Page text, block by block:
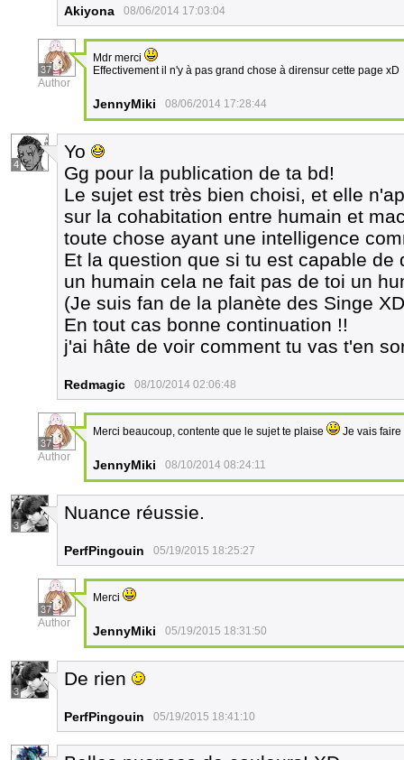
Akiyona 08/06/2014 17:03:04
37
Author
Mdr merci
Effectivement il n'y à pas grand chose à dirensur cette page xD
JennyMiki 08/06/2014 17:28:44
4
Yo
Gg pour la publication de ta bd!
Le sujet est très bien choisi, et elle
sur la cohabitation entre humain et
toute chose ayant une intelligence
Et la question que si tu est capable
un humain cela ne fait pas de toi un
(Je suis fan de la planète des Singe
En tout cas bonne continuation !!
j'ai hâte de voir comment tu vas t'en
Redmagic 08/10/2014 02:06:48
37
Author
Merci beaucoup, contente que le sujet te plaise Je vais
JennyMiki 08/10/2014 08:24:11
3
Nuance réussie.
PerfPingouin 05/19/2015 18:25:27
37
Author
Merci
JennyMiki 05/19/2015 18:31:50
3
De rien
PerfPingouin 05/19/2015 18:41:10